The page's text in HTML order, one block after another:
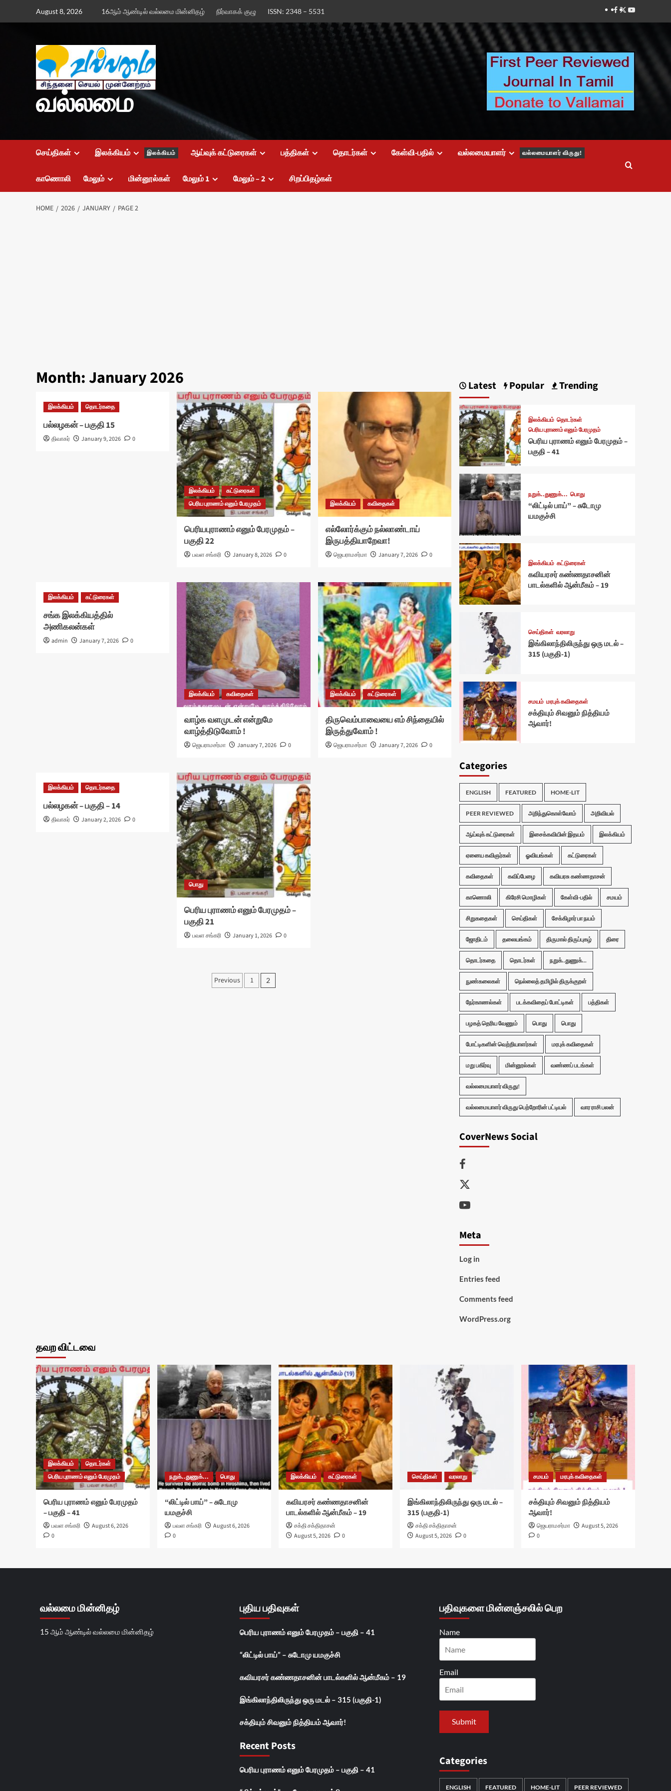
August 8, 2026 16ஆம் ஆண்டில் வல்லமை மின்னிதழ் நிர்வாகக் குழு ISSN: 2348 – 5531 Facebook
TwitterYoutube
வல்லமை
செய்திகள் இலக்கியம் இலக்கியம் ஆய்வுக் கட்டுரைகள் பத்திகள் தொடர்கள் கேள்வி-பதில் வல்லமையாளர் வல்லமையாளர் விருது!
காணொலி மேலும் மின்னூல்கள் மேலும் 1 மேலும் – 2 சிறப்பிதழ்கள்
HOME 2026 JANUARY PAGE 2
Month:January 2026
இலக்கியம் தொடர்கதை
பல்லழகன் – பகுதி 15
திவாகர் January 9, 2026 0
இலக்கியம்
கட்டுரைகள்
பெரிய புராணம் எனும் பேரமுதம்
பெரியபுராணம் எனும் பேரமுதம் –
பகுதி 22
பவள சங்கரி January 8, 2026 0
இலக்கியம் கவிதைகள்
எல்லோர்க்கும் நல்லாண்டாய்
இருபத்தியாறேவா!
ஜெயராமசர்மா January 7, 2026 0
இலக்கியம் கட்டுரைகள்
சங்க இலக்கியத்தில்
அணிகலன்கள்
admin January 7, 2026 0
இலக்கியம் கவிதைகள்
வாழ்க வளமுடன் என்றுமே
வாழ்த்திடுவோம் !
ஜெயராமசர்மா January 7, 2026 0
இலக்கியம் கட்டுரைகள்
திருவெம்பாவையை எம் சிந்தையில்
இருத்துவோம் !
ஜெயராமசர்மா January 7, 2026 0
இலக்கியம் தொடர்கதை
பல்லழகன் – பகுதி – 14
திவாகர் January 2, 2026 0
பொது
பெரிய புராணம் எனும் பேரமுதம் –
பகுதி 21
பவள சங்கரி January 1, 2026 0
Posts
Previous 1 2
Latest Popular Trending
இலக்கியம் தொடர்கள்
பெரிய புராணம் எனும் பேரமுதம்
பெரிய புராணம் எனும் பேரமுதம் –
பகுதி – 41
நறுக்..துணுக்... பொது
“லிட்டில் பாய்” – சுடோமு
யமகுச்சி
இலக்கியம் கட்டுரைகள்
கவியரசர் கண்ணதாசனின்
பாடல்களில் ஆன்மீகம் – 19
செய்திகள் வரலாறு
இங்கிலாந்திலிருந்து ஒரு மடல் –
315 (பகுதி-1)
சமயம் மரபுக் கவிதைகள்
சக்தியும் சிவனும் நித்தியம்
ஆவார்!
Categories
ENGLISH FEATURED HOME-LIT
PEER REVIEWED அறிந்துகொள்வோம் அறிவியல்
ஆய்வுக் கட்டுரைகள் இசைக்கவியின் இதயம் இலக்கியம்
ஏனைய கவிஞர்கள் ஓவியங்கள் கட்டுரைகள்
கவிதைகள் கவிப்பேழை கவியரசு கண்ணதாசன்
காணொலி கிரேசி மொழிகள் கேள்வி-பதில் சமயம்
சிறுகதைகள் செய்திகள் சேக்கிழார் பா நயம்
ஜோதிடம் தலையங்கம் திருமால் திருப்புகழ் திரை
தொடர்கதை தொடர்கள் நறுக்..துணுக்...
நுண்கலைகள் நெல்லைத் தமிழில் திருக்குறள்
நேர்காணல்கள் படக்கவிதைப் போட்டிகள் பத்திகள்
பழகத் தெரிய வேணும் பொது பொது
போட்டிகளின் வெற்றியாளர்கள் மரபுக் கவிதைகள்
மறு பகிர்வு மின்னூல்கள் வண்ணப் படங்கள்
வல்லமையாளர் விருது!
வல்லமையாளர் விருது பெற்றோரின் பட்டியல் வார ராசி பலன்
CoverNews Social
Facebook
Twitter
Youtube
Meta
Log in
Entries feed
Comments feed
WordPress.org
தவற விட்டவை
இலக்கியம்
தொடர்கள்
பெரிய புராணம் எனும் பேரமுதம்
பெரிய புராணம் எனும் பேரமுதம்
– பகுதி – 41
பவள சங்கரி
August 6, 2026
0
நறுக்..துணுக்... பொது
“லிட்டில் பாய்” – சுடோமு
யமகுச்சி
பவள சங்கரி
August 6, 2026
0
இலக்கியம் கட்டுரைகள்
கவியரசர் கண்ணதாசனின்
பாடல்களில் ஆன்மீகம் – 19
சக்தி சக்திதாசன்
August 5, 2026
0
செய்திகள் வரலாறு
இங்கிலாந்திலிருந்து ஒரு மடல் –
315 (பகுதி-1)
சக்தி சக்திதாசன்
August 5, 2026
0
சமயம் மரபுக் கவிதைகள்
சக்தியும் சிவனும் நித்தியம்
ஆவார்!
ஜெயராமசர்மா
August 5, 2026
0
வல்லமை மின்னிதழ்
15 ஆம் ஆண்டில் வல்லமை மின்னிதழ்
புதிய பதிவுகள்
பெரிய புராணம் எனும் பேரமுதம் – பகுதி – 41
“லிட்டில் பாய்” – சுடோமு யமகுச்சி
கவியரசர் கண்ணதாசனின் பாடல்களில் ஆன்மீகம் – 19
இங்கிலாந்திலிருந்து ஒரு மடல் – 315 (பகுதி-1)
சக்தியும் சிவனும் நித்தியம் ஆவார்!
Recent Posts
பெரிய புராணம் எனும் பேரமுதம் – பகுதி – 41
பதிவுகளை மின்னஞ்சலில் பெற
Name
Email
Categories
ENGLISH FEATURED HOME-LIT PEER REVIEWED